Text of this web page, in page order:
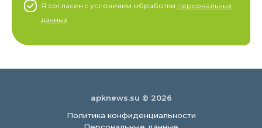
Я согласен c условиями обработки персональных
данных
apknews.su © 2026
Политика конфиденциальности